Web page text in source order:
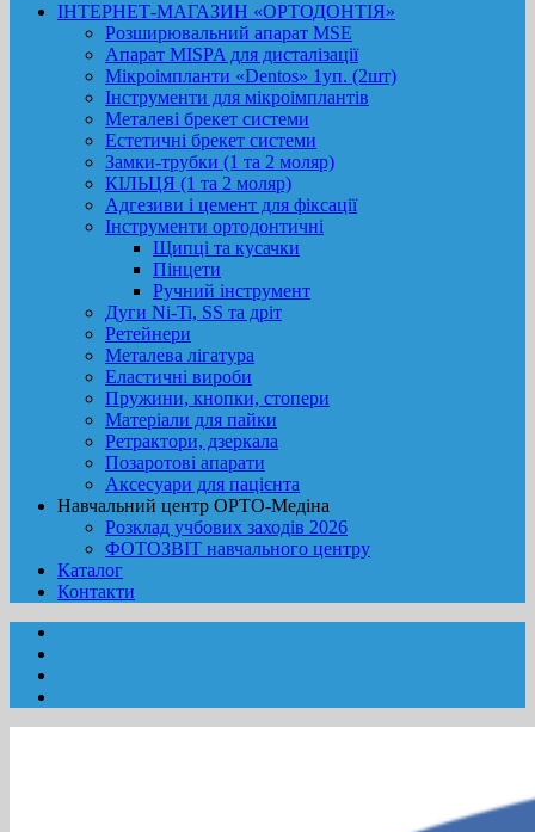
ІНТЕРНЕТ-МАГАЗИН «ОРТОДОНТІЯ»
Розширювальний апарат MSE
Апарат MISPA для дисталізації
Мікроімпланти «Dentos» 1уп. (2шт)
Інструменти для мікроімплантів
Металеві брекет системи
Естетичні брекет системи
Замки-трубки (1 та 2 моляр)
КІЛЬЦЯ (1 та 2 моляр)
Адгезиви і цемент для фіксації
Інструменти ортодонтичні
Щипці та кусачки
Пінцети
Ручний інструмент
Дуги Ni-Ti, SS та дріт
Ретейнери
Металева лігатура
Еластичні вироби
Пружини, кнопки, стопери
Матеріали для пайки
Ретрактори, дзеркала
Позаротові апарати
Аксесуари для пацієнта
Навчальний центр ОРТО-Медіна
Розклад учбових заходів 2026
ФОТОЗВІТ навчального центру
Каталог
Контакти